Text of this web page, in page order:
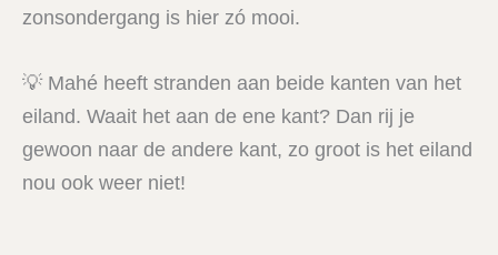
zonsondergang is hier zó mooi.
💡 Mahé heeft stranden aan beide kanten van het
eiland. Waait het aan de ene kant? Dan rij je
gewoon naar de andere kant, zo groot is het eiland
nou ook weer niet!